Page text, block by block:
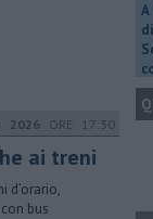
2026 ORE 17:30
ai treni
d’orario,
bus